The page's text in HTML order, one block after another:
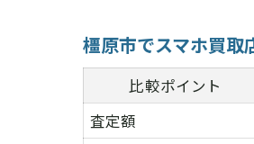
橿原市でスマホ買取
比較ポイント
査定額